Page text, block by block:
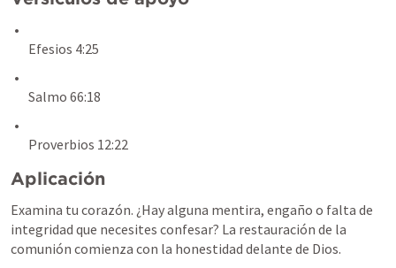
Efesios 4:25
Salmo 66:18
Proverbios 12:22
Aplicación
Examina tu corazón. ¿Hay alguna mentira, engaño o falta de
integridad que necesites confesar? La restauración de la
comunión comienza con la honestidad delante de Dios.